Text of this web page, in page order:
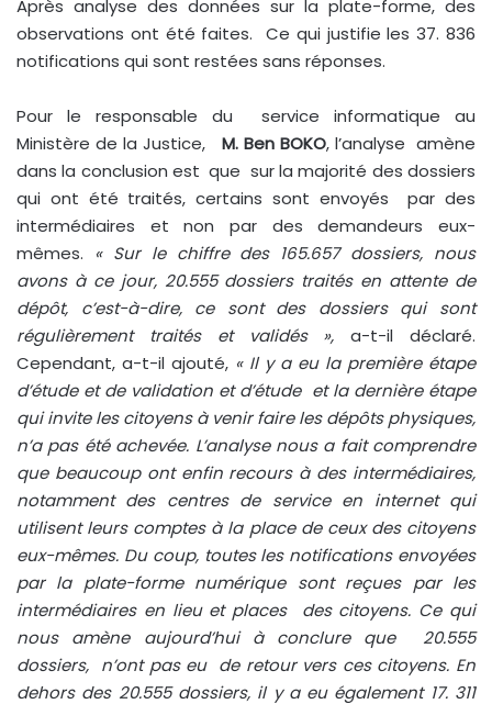
Après analyse des données sur la plate-forme, des
observations ont été faites. Ce qui justifie les 37. 836
notifications qui sont restées sans réponses.
Pour le responsable du service informatique au
Ministère de la Justice, M. Ben BOKO, l’analyse amène
dans la conclusion est que sur la majorité des dossiers
qui ont été traités, certains sont envoyés par des
intermédiaires et non par des demandeurs eux-
mêmes.
« Sur le chiffre des 165.657 dossiers, nous
avons à ce jour, 20.555 dossiers traités en attente de
dépôt, c’est-à-dire, ce sont des dossiers qui sont
régulièrement traités et validés »,a-t-il déclaré.
Cependant, a-t-il ajouté, « Il y a eu la première étape
d’étude et de validation et d’étude et la dernière étape
qui invite les citoyens à venir faire les dépôts physiques,
n’a pas été achevée. L’analyse nous a fait comprendre
que beaucoup ont enfin recours à des intermédiaires,
notamment des centres de service en internet qui
utilisent leurs comptes à la place de ceux des citoyens
eux-mêmes. Du coup, toutes les notifications envoyées
par la plate-forme numérique sont reçues par les
intermédiaires en lieu et places des citoyens. Ce qui
nous amène aujourd’hui à conclure que 20.555
dossiers, n’ont pas eu de retour vers ces citoyens. En
dehors des 20.555 dossiers, il y a eu également 17. 311